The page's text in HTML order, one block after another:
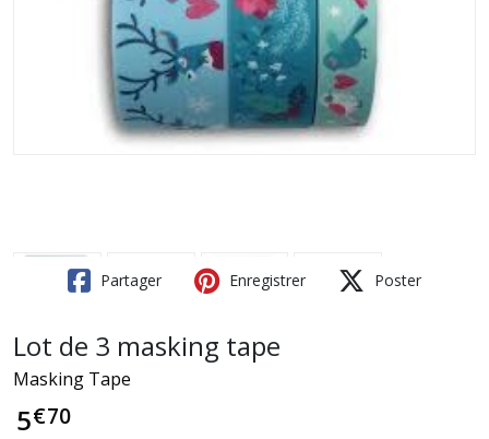
Partager Enregistrer Poster
Lot de 3 masking tape
Masking Tape
5€70